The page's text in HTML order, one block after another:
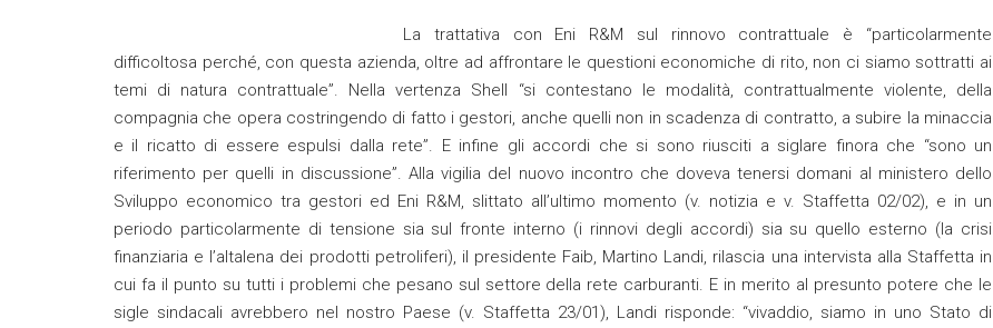
La trattativa con Eni R&M sul rinnovo contrattuale è “particolarmente
difficoltosa perché, con questa azienda, oltre ad affrontare le questioni economiche di rito, non ci siamo sottratti ai
temi di natura contrattuale”. Nella vertenza Shell “si contestano le modalità, contrattualmente violente, della
compagnia che opera costringendo di fatto i gestori, anche quelli non in scadenza di contratto, a subire la minaccia
e il ricatto di essere espulsi dalla rete”. E infine gli accordi che si sono riusciti a siglare finora che “sono un
riferimento per quelli in discussione”. Alla vigilia del nuovo incontro che doveva tenersi domani al ministero dello
Sviluppo economico tra gestori ed Eni R&M, slittato all’ultimo momento (v. notizia e v. Staffetta 02/02), e in un
periodo particolarmente di tensione sia sul fronte interno (i rinnovi degli accordi) sia su quello esterno (la crisi
finanziaria e l’altalena dei prodotti petroliferi), il presidente Faib, Martino Landi, rilascia una intervista alla Staffetta in
cui fa il punto su tutti i problemi che pesano sul settore della rete carburanti. E in merito al presunto potere che le
sigle sindacali avrebbero nel nostro Paese (v. Staffetta 23/01), Landi risponde: “vivaddio, siamo in uno Stato di